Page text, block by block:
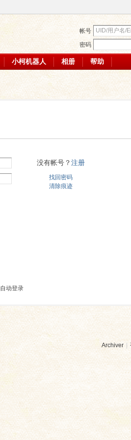
帐号
密码
小柯机器人 相册 帮助
没有帐号？注册
找回密码
清除痕迹
自动登录
Archiver |